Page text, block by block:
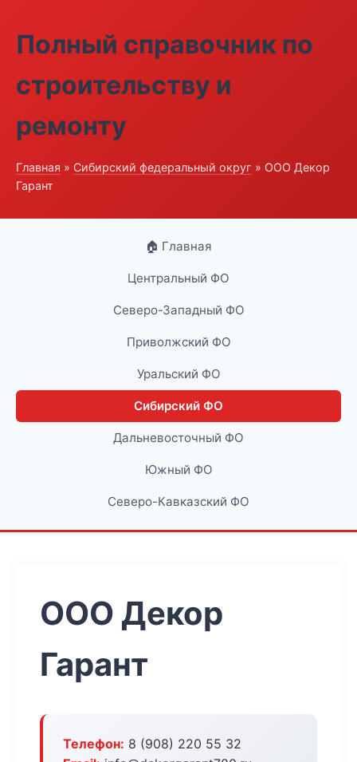
Полный справочник по
строительству и
ремонту
Главная » Сибирский федеральный округ » ООО Декор
Гарант
🏠 Главная
Центральный ФО
Северо-Западный ФО
Приволжский ФО
Уральский ФО
Сибирский ФО
Дальневосточный ФО
Южный ФО
Северо-Кавказский ФО
ООО Декор
Гарант
Телефон: 8 (908) 220 55 32